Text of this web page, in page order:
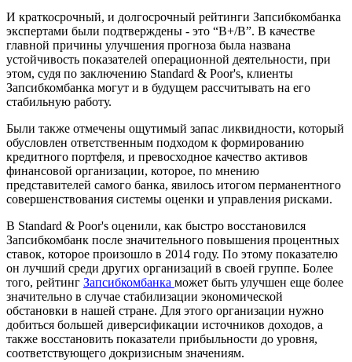
И краткосрочный, и долгосрочный рейтинги Запсибкомбанка
экспертами были подтверждены - это “В+/В”. В качестве
главной причины улучшения прогноза была названа
устойчивость показателей операционной деятельности, при
этом, судя по заключению Standard & Poor's, клиенты
Запсибкомбанка могут и в будущем рассчитывать на его
стабильную работу.
Были также отмечены ощутимый запас ликвидности, который
обусловлен ответственным подходом к формированию
кредитного портфеля, и превосходное качество активов
финансовой организации, которое, по мнению
представителей самого банка, явилось итогом перманентного
совершенствования системы оценки и управления рисками.
В Standard & Poor's оценили, как быстро восстановился
Запсибкомбанк после значительного повышения процентных
ставок, которое произошло в 2014 году. По этому показателю
он лучший среди других организаций в своей группе. Более
того, рейтинг Запсибкомбанка может быть улучшен еще более
значительно в случае стабилизации экономической
обстановки в нашей стране. Для этого организации нужно
добиться большей диверсификации источников доходов, а
также восстановить показатели прибыльности до уровня,
соответствующего докризисным значениям.